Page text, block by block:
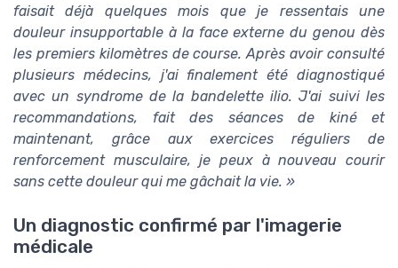
faisait déjà quelques mois que je ressentais une
douleur insupportable à la face externe du genou dès
les premiers kilomètres de course. Après avoir consulté
plusieurs médecins, j'ai finalement été diagnostiqué
avec un syndrome de la bandelette ilio. J'ai suivi les
recommandations, fait des séances de kiné et
maintenant, grâce aux exercices réguliers de
renforcement musculaire, je peux à nouveau courir
sans cette douleur qui me gâchait la vie. »
Un diagnostic confirmé par l'imagerie
médicale